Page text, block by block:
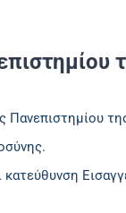
κατεύθυνση